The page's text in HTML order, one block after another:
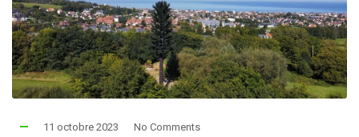
11 octobre 2023 No Comments